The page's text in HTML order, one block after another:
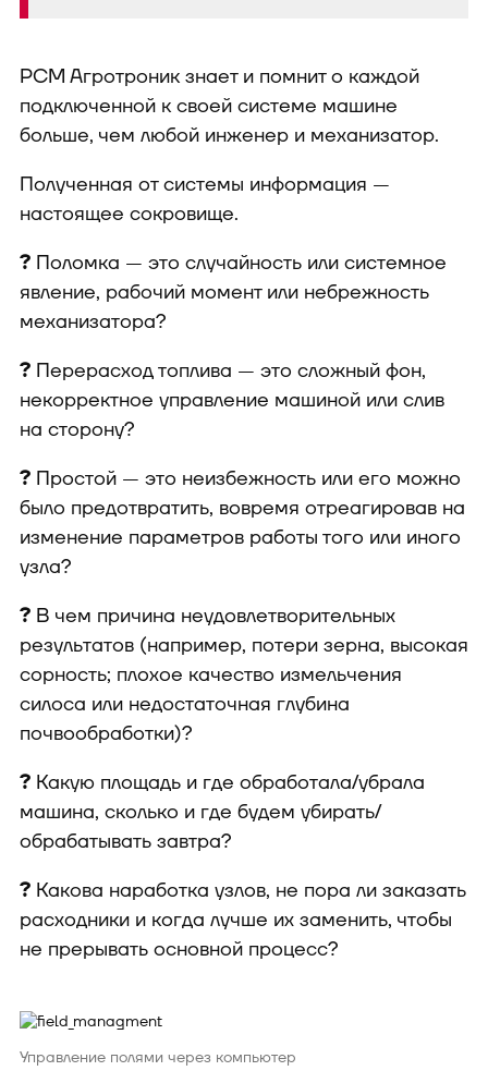
РСМ Агротроник знает и помнит о каждой
подключенной к своей системе машине
больше, чем любой инженер и механизатор.
Полученная от системы информация —
настоящее сокровище.
? Поломка — это случайность или системное
явление, рабочий момент или небрежность
механизатора?
? Перерасход топлива — это сложный фон,
некорректное управление машиной или слив
на сторону?
? Простой — это неизбежность или его можно
было предотвратить, вовремя отреагировав на
изменение параметров работы того или иного
узла?
? В чем причина неудовлетворительных
результатов (например, потери зерна, высокая
сорность; плохое качество измельчения
силоса или недостаточная глубина
почвообработки)?
? Какую площадь и где обработала/убрала
машина, сколько и где будем убирать/
обрабатывать завтра?
? Какова наработка узлов, не пора ли заказать
расходники и когда лучше их заменить, чтобы
не прерывать основной процесс?
Управление полями через компьютер